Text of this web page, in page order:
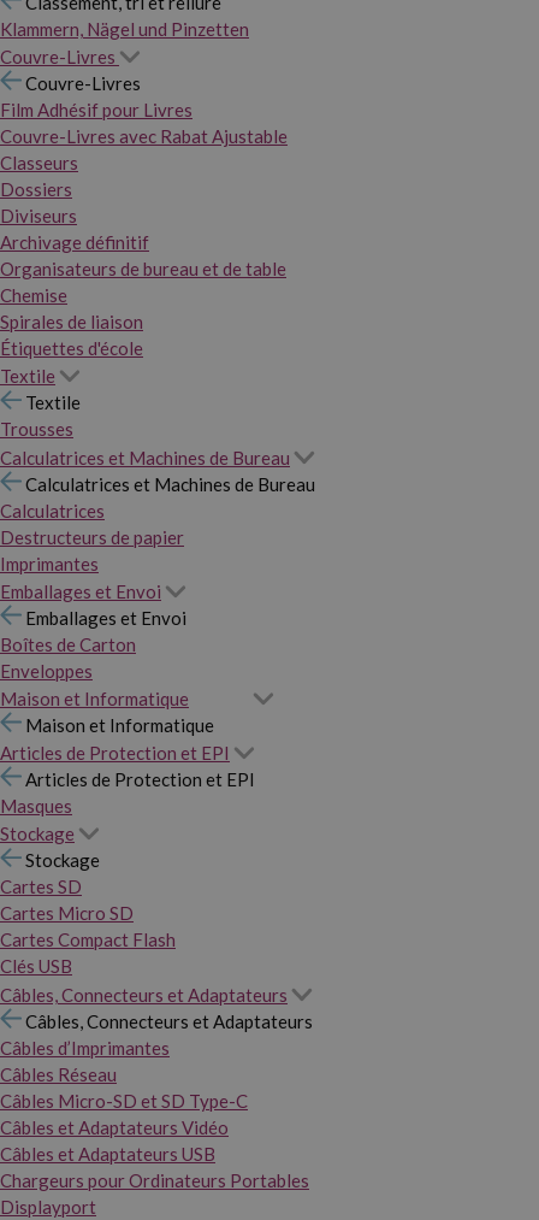
Klammern, Nägel und Pinzetten
Couvre-Livres
Couvre-Livres
Film Adhésif pour Livres
Couvre-Livres avec Rabat Ajustable
Classeurs
Dossiers
Diviseurs
Archivage définitif
Organisateurs de bureau et de table
Chemise
Spirales de liaison
Étiquettes d'école
Textile
Textile
Trousses
Calculatrices et Machines de Bureau
Calculatrices et Machines de Bureau
Calculatrices
Destructeurs de papier
Imprimantes
Emballages et Envoi
Emballages et Envoi
Boîtes de Carton
Enveloppes
Maison et Informatique
Maison et Informatique
Articles de Protection et EPI
Articles de Protection et EPI
Masques
Stockage
Stockage
Cartes SD
Cartes Micro SD
Cartes Compact Flash
Clés USB
Câbles, Connecteurs et Adaptateurs
Câbles, Connecteurs et Adaptateurs
Câbles d’Imprimantes
Câbles Réseau
Câbles Micro-SD et SD Type-C
Câbles et Adaptateurs Vidéo
Câbles et Adaptateurs USB
Chargeurs pour Ordinateurs Portables
Displayport